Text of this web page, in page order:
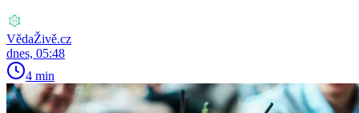
VědaŽivě.cz
dnes, 05:48
4 min